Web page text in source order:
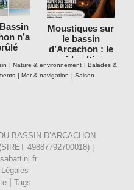
n’a
Moustiques sur
le bassin
d’Arcachon : le
guide ultime
pour retrouver
des soirées
Nature & environnement
Balades &
Mer & navigation Saison
BASSIN D’ARCACHON
(SIRET 49887792700018) |
| Tags